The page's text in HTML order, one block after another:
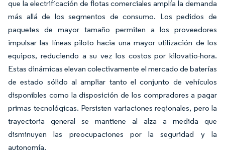
que la electrificación de flotas comerciales amplía la demanda
más allá de los segmentos de consumo. Los pedidos de
paquetes de mayor tamaño permiten a los proveedores
impulsar las líneas piloto hacia una mayor utilización de los
equipos, reduciendo a su vez los costos por kilovatio-hora.
Estas dinámicas elevan colectivamente el mercado de baterías
de estado sólido al ampliar tanto el conjunto de vehículos
disponibles como la disposición de los compradores a pagar
primas tecnológicas. Persisten variaciones regionales, pero la
trayectoria general se mantiene al alza a medida que
disminuyen las preocupaciones por la seguridad y la
autonomía.